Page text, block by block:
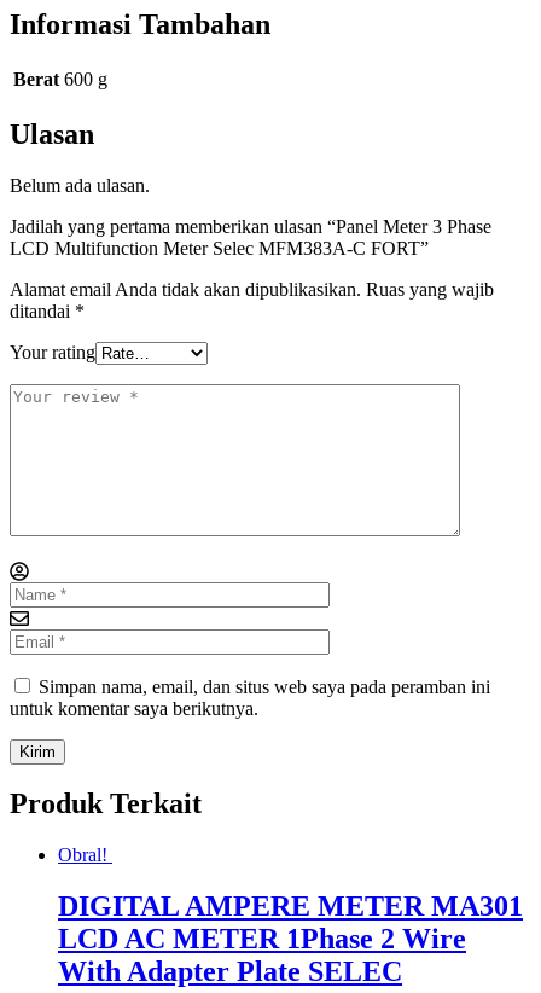
Informasi Tambahan
Berat 600 g
Ulasan
Belum ada ulasan.
Jadilah yang pertama memberikan ulasan “Panel Meter 3 Phase
LCD Multifunction Meter Selec MFM383A-C FORT”
Alamat email Anda tidak akan dipublikasikan. Ruas yang wajib
ditandai *
Your rating
Simpan nama, email, dan situs web saya pada peramban ini
untuk komentar saya berikutnya.
Produk Terkait
Obral!
DIGITAL AMPERE METER MA301
LCD AC METER 1Phase 2 Wire
With Adapter Plate SELEC